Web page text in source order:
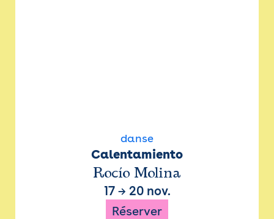
danse
Calentamiento
Rocío Molina
17→ 20 nov.
Réserver